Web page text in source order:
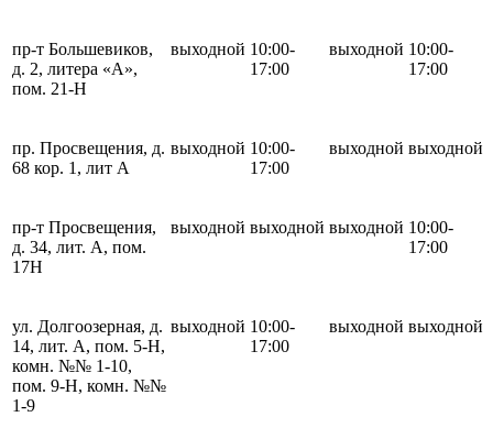
пр-т Большевиков,
д. 2, литера «А»,
пом. 21-Н
выходной 10:00-
17:00
выходной 10:00-
17:00
пр. Просвещения, д.
68 кор. 1, лит А
выходной 10:00-
17:00
выходной выходной
пр-т Просвещения,
д. 34, лит. А, пом.
17Н
выходной выходной выходной 10:00-
17:00
ул. Долгоозерная, д.
14, лит. А, пом. 5-Н,
комн. №№ 1-10,
пом. 9-Н, комн. №№
1-9
выходной 10:00-
17:00
выходной выходной